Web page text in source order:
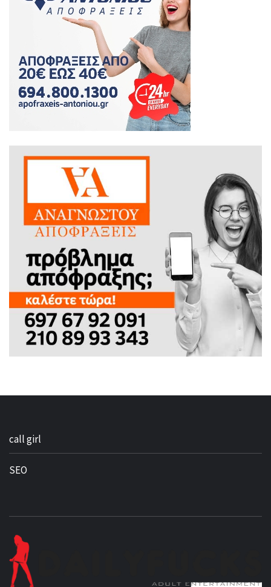
call girl
SEO